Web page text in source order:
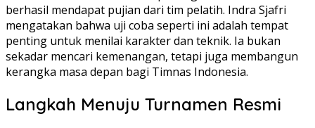
berhasil mendapat pujian dari tim pelatih. Indra Sjafri
mengatakan bahwa uji coba seperti ini adalah tempat
penting untuk menilai karakter dan teknik. Ia bukan
sekadar mencari kemenangan, tetapi juga membangun
kerangka masa depan bagi Timnas Indonesia.
Langkah Menuju Turnamen Resmi